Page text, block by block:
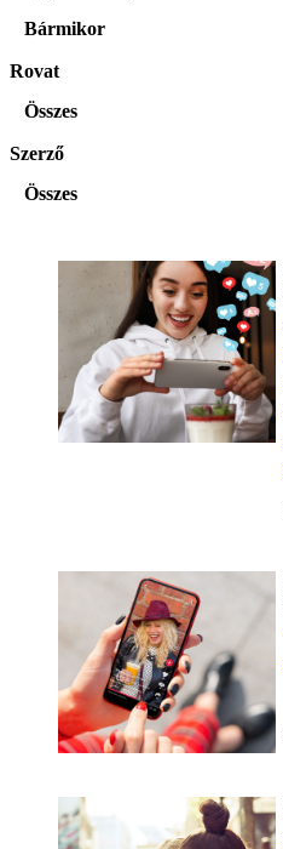
Bármikor
Rovat
Összes
Szerző
Összes